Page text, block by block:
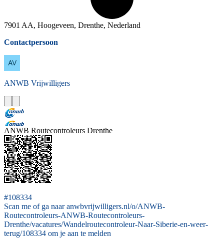
7901 AA, Hoogeveen, Drenthe, Nederland
Contactpersoon
ANWB Vrijwilligers
ANWB Routecontroleurs Drenthe
#108334
Scan me of ga naar anwbvrijwilligers.nl/o/ANWB-
Routecontroleurs-ANWB-Routecontroleurs-
Drenthe/vacatures/Wandelroutecontroleur-Naar-Siberie-en-weer-
terug/108334 om je aan te melden